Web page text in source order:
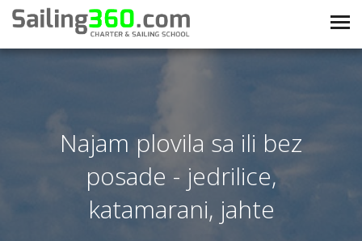
Najam plovila sa ili bez
posade - jedrilice,
katamarani, jahte